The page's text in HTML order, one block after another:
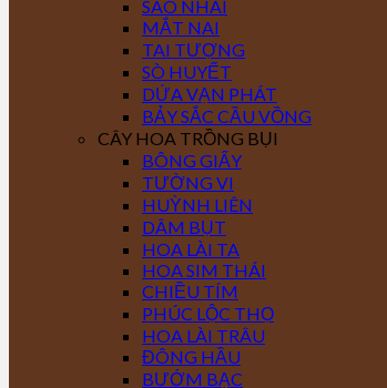
SAO NHÁI
MẮT NAI
TAI TƯỢNG
SÒ HUYẾT
DỨA VẠN PHÁT
BẢY SẮC CẦU VỒNG
CÂY HOA TRỒNG BỤI
BÔNG GIẤY
TƯỜNG VI
HUỲNH LIÊN
DÂM BỤT
HOA LÀI TA
HOA SIM THÁI
CHIỀU TÍM
PHÚC LỘC THỌ
HOA LÀI TRÂU
ĐÔNG HẦU
BƯỚM BẠC